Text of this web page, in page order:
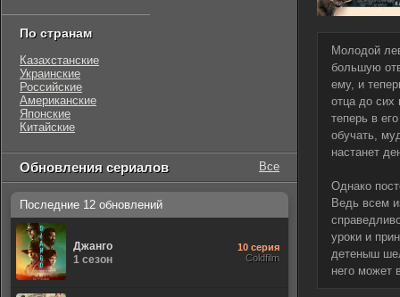
Молодой
большую
ему, и
отца до сих
теперь в
обучать,
настанет
Однако
Ведь всем
уроки и
детеныш
него может
По странам
Казахстанские
Украинские
Российские
Американские
Японские
Китайские
Обновления сериалов Все
Последние 12 обновлений
Джанго
1 сезон
10 серия
Coldfilm